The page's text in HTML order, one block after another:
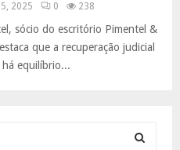
2025 0 238
sócio do escritório Pimentel &
que a recuperação judicial
equilíbrio...